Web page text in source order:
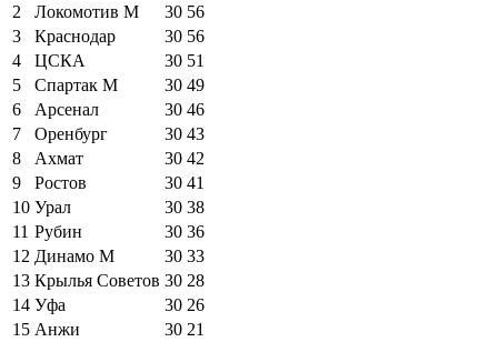
2
Локомотив М 30 56
3
Краснодар 30 56
4
ЦСКА 30 51
5
Спартак М 30 49
6
Арсенал 30 46
7
Оренбург 30 43
8
Ахмат 30 42
9
Ростов 30 41
10 Урал 30 38
11 Рубин 30 36
12 Динамо М 30 33
13 Крылья Советов 30 28
14 Уфа 30 26
15 Анжи 30 21